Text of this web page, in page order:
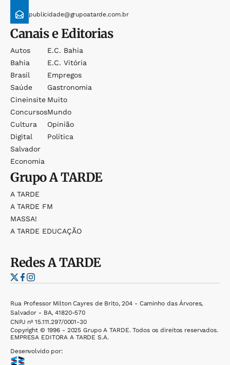
publicidade@grupoatarde.com.br
Canais e Editorias
Autos
Bahia
Brasil
Saúde
Cineinsite
Concursos
Cultura
Digital
Salvador
Economia
E.c. Bahia
E.c. Vitória
Empregos
Gastronomia
Muito
Mundo
Opinião
Política
GrupoA TARDE
A TARDE
A TARDE FM
MASSA!
A TARDE EDUCAÇÃO
RedesA TARDE
Rua Professor Milton Cayres de Brito, 204 - Caminho das Árvores,
Salvador - BA, 41820-570
CNPJ nº 15.111.297/0001-30
Copyright © 1996 - 2025 Grupo A TARDE. Todos os direitos reservados.
EMPRESA EDITORA A TARDE S.A.
Desenvolvido por: